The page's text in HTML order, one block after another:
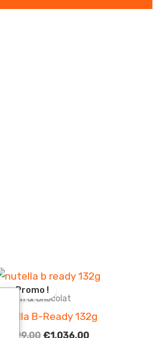
Promo !
Bonbon & Chocolat
Nutella B-Ready 132g
1,299.00 Le
€1,036.00Le